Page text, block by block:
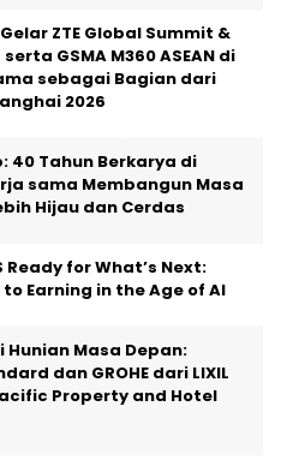
Gelar ZTE Global Summit &
GSMA M360 ASEAN di
sebagai Bagian dari
2026
40 Tahun Berkarya di
sama Membangun Masa
Hijau dan Cerdas
Ready for What’s Next:
Earning in the Age of AI
Hunian Masa Depan:
dan GROHE dari LIXIL
Property and Hotel